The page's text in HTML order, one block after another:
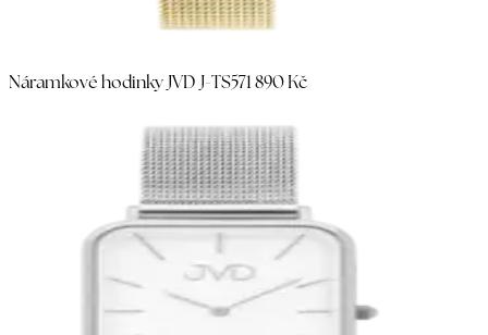
Náramkové hodinky JVD J-TS571 890 Kč